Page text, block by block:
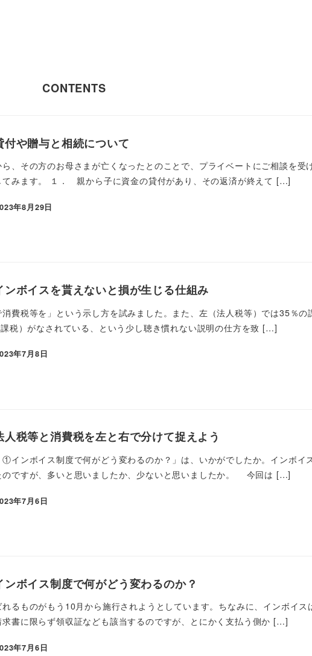
CONTENTS
や贈与と相続について
、その方のお母さまが亡くなったとのことで、プライベートにご相談を受
てみます。 １． 親から子に資金の貸付があり、その返済が終えて […]
年8月29日
ボイスを貰えないと損が生じる仕組み
費税等を」という示し方を試みました。また、左（法人税等）では35％の
税）がなされている、という少し聴き慣れない説明の仕方を致 […]
年7月8日
税等と消費税を左と右で分けて捉えよう
インボイス制度で何がどう変わるのか？」は、いかがでしたか。インボイ
のですが、多いと思いましたか、少ないと思いましたか。 今回は […]
年7月6日
ボイス制度で何がどう変わるのか？
るものがもう10月から施行されようとしています。ちなみに、インボイス
書に限らず領収証なども該当するのですが、とにかく支払う側か […]
年7月6日